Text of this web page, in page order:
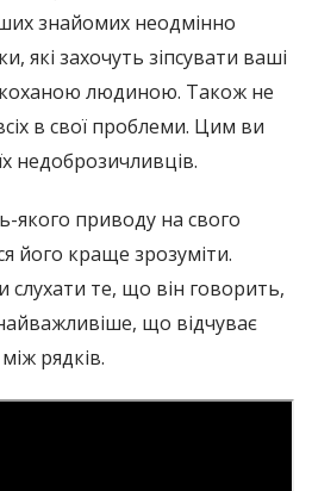
знайомих неодмінно
які захочуть зіпсувати ваші
коханою людиною. Також не
в свої проблеми. Цим ви
недоброзичливців.
якого приводу на свого
його краще зрозуміти.
слухати те, що він говорить,
що відчуває
рядків.